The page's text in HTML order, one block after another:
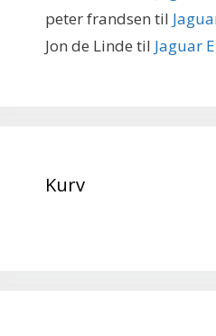
peter frandsen til
Jon de Linde til Jaguar
Kurv